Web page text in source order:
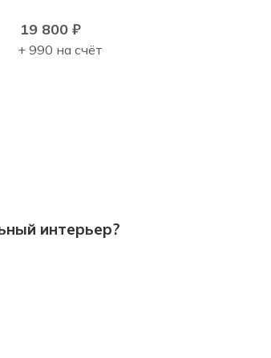
19 800₽
+ 990 на счёт
интерьер?